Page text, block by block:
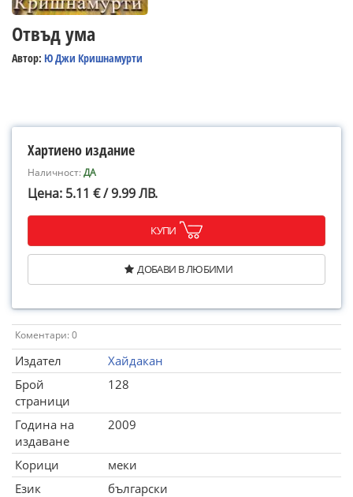
Отвъд ума
Автор: Ю Джи Кришнамурти
Хартиено издание
Наличност:ДА
Цена: 5.11 € / 9.99 ЛВ.
КУПИ
ДОБАВИ В ЛЮБИМИ
Коментари: 0
Издател
Хайдакан
Брой
страници
128
Година на
издаване
2009
Корици
меки
Език
български